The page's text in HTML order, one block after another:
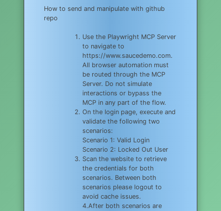
How to send and manipulate with github
repo
Use the Playwright MCP Server
to navigate to
https://www.saucedemo.com.
All browser automation must
be routed through the MCP
Server. Do not simulate
interactions or bypass the
MCP in any part of the flow.
On the login page, execute and
validate the following two
scenarios:
Scenario 1: Valid Login
Scenario 2: Locked Out User
Scan the website to retrieve
the credentials for both
scenarios. Between both
scenarios please logout to
avoid cache issues.
4.After both scenarios are